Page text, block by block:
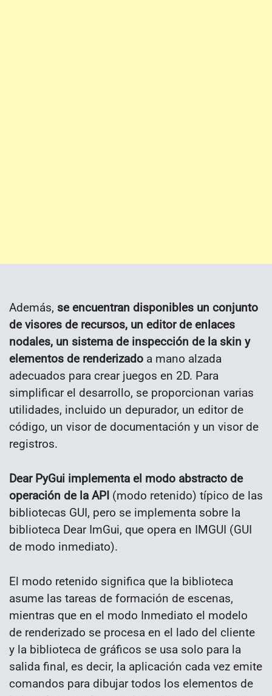
Además, se encuentran disponibles un conjunto
de visores de recursos, un editor de enlaces
nodales, un sistema de inspección de la skin y
elementos de renderizado a mano alzada
adecuados para crear juegos en 2D. Para
simplificar el desarrollo, se proporcionan varias
utilidades, incluido un depurador, un editor de
código, un visor de documentación y un visor de
registros.
Dear PyGui implementa el modo abstracto de
operación de la API (modo retenido) típico de las
bibliotecas GUI, pero se implementa sobre la
biblioteca Dear ImGui, que opera en IMGUI (GUI
de modo inmediato).
El modo retenido significa que la biblioteca
asume las tareas de formación de escenas,
mientras que en el modo Inmediato el modelo
de renderizado se procesa en el lado del cliente
y la biblioteca de gráficos se usa solo para la
salida final, es decir, la aplicación cada vez emite
comandos para dibujar todos los elementos de